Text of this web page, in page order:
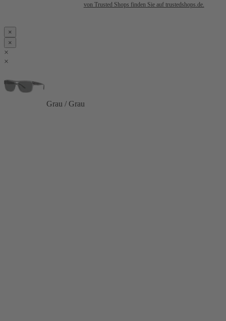
von Trusted Shops finden Sie auf trustedshops.de.
×
×
×
×
Grau / Grau